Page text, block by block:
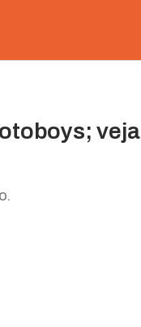
veja